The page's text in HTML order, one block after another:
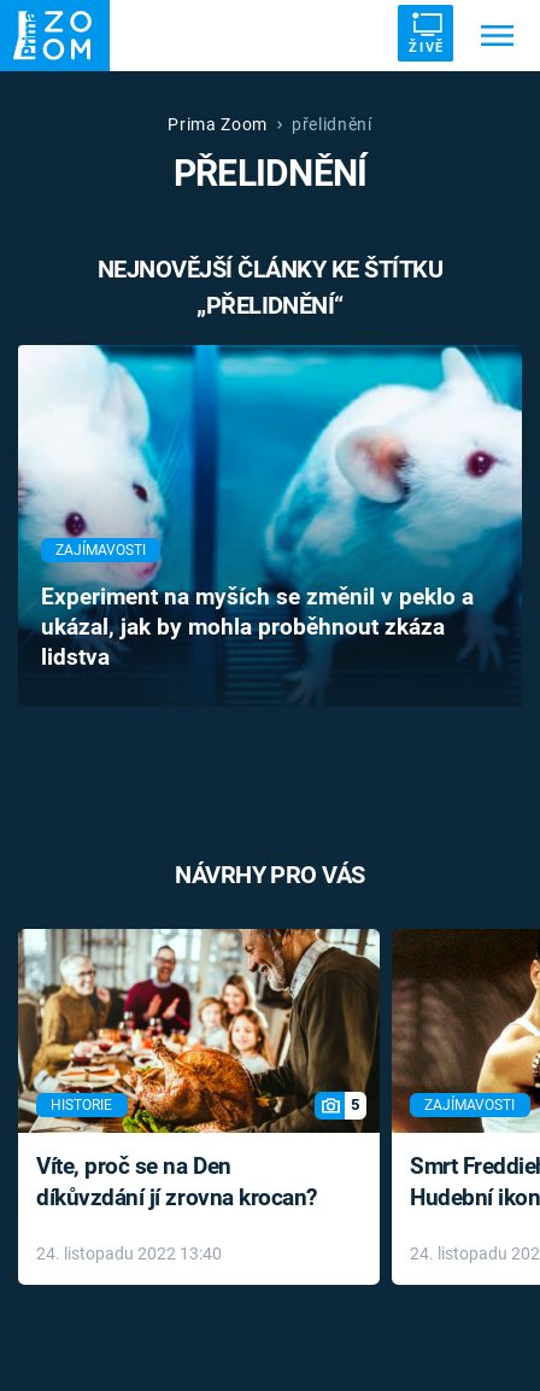
ŽIVĚ
UFO DRUHÁ SVĚTOVÁ VÁLKA
VETŘELCI DÁVNOVĚKU
Témata
TV Program
Časopis
Sledujte prima+
Prima Zoom přelidnění
PŘELIDNĚNÍ
NEJNOVĚJŠÍ ČLÁNKY KE ŠTÍTKU
„PŘELIDNĚNÍ“
ZAJÍMAVOSTI
Experiment na myších se změnil v peklo a
ukázal, jak by mohla proběhnout zkáza
lidstva
NÁVRHY PRO VÁS
HISTORIE 5
Víte, proč se na Den
díkůvzdání jí zrovna krocan?
24. listopadu 2022 13:40
ZAJÍMAVOSTI
Smrt
Hudební
léky
24. listopadu